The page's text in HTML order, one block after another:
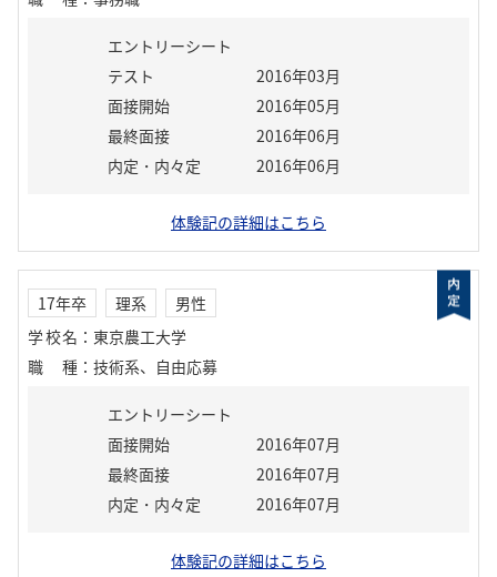
エントリーシート
テスト
2016年03月
面接開始
2016年05月
最終面接
2016年06月
内定・内々定
2016年06月
体験記の詳細はこちら
17年卒 理系
男性
学校名 ： 東京農工大学
職種 ： 技術系、自由応募
エントリーシート
面接開始
2016年07月
最終面接
2016年07月
内定・内々定
2016年07月
体験記の詳細はこちら